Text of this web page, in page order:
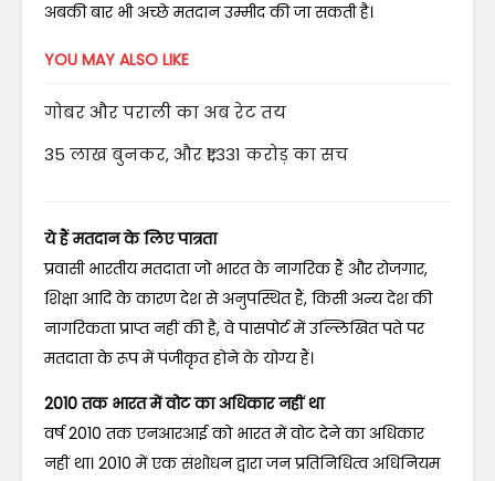
अबकी बार भी अच्छे मतदान उम्मीद की जा सकती है।
YOU MAY ALSO LIKE
गोबर और पराली का अब रेट तय
35 लाख बुनकर, और ₹1,331 करोड़ का सच
ये हैं मतदान के लिए पात्रता
प्रवासी भारतीय मतदाता जो भारत के नागरिक हैं और रोजगार,
शिक्षा आदि के कारण देश से अनुपस्थित हैं, किसी अन्य देश की
नागरिकता प्राप्त नहीं की है, वे पासपोर्ट में उल्लिखित पते पर
मतदाता के रूप में पंजीकृत होने के योग्य हैं।
2010 तक भारत में वोट का अधिकार नहीं था
वर्ष 2010 तक एनआरआई को भारत में वोट देने का अधिकार
नहीं था। 2010 में एक संशोधन द्वारा जन प्रतिनिधित्व अधिनियम